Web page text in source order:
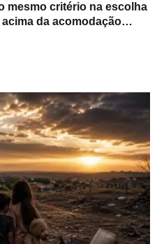
mesmo critério na escolha
da acomodação